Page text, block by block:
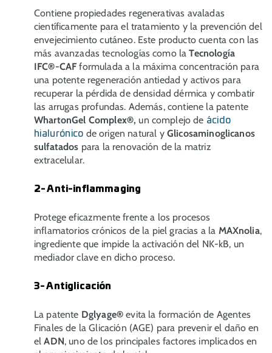
Contiene propiedades regenerativas avaladas
científicamente para el tratamiento y la prevención del
envejecimiento cutáneo. Este producto cuenta con las
más avanzadas tecnologías como laTecnología
IFC®-CAFformulada a la máxima concentración para
una potente regeneración antiedad y activos para
recuperar la pérdida de densidad dérmica y combatir
las arrugas profundas. Además, contiene la patente
WhartonGel Complex®, un complejo de ácido
hialurónico de origen natural y Glicosaminoglicanos
sulfatados para la renovación de la matriz
extracelular.
2- Anti-inflammaging
Protege eficazmente frente a los procesos
inflamatorios crónicos de la piel gracias a la MAXnolia,
ingrediente que impide la activación del NK-kB, un
mediador clave en dicho proceso.
3- Antiglicación
La patente Dglyage® evita la formación de Agentes
Finales de la Glicación (AGE) para prevenir el daño en
elADN, uno de los principales factores implicados en